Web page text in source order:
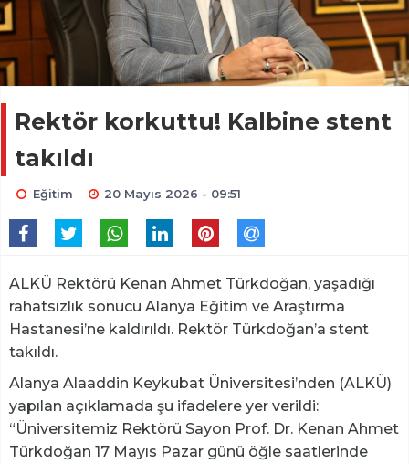
Rektör korkuttu! Kalbine stent
takıldı
Eğitim 20 Mayıs 2026 - 09:51
ALKÜ Rektörü Kenan Ahmet Türkdoğan, yaşadığı
rahatsızlık sonucu Alanya Eğitim ve Araştırma
Hastanesi’ne kaldırıldı. Rektör Türkdoğan’a stent
takıldı.
Alanya Alaaddin Keykubat Üniversitesi’nden (ALKÜ)
yapılan açıklamada şu ifadelere yer verildi:
“Üniversitemiz Rektörü Sayon Prof. Dr. Kenan Ahmet
Türkdoğan 17 Mayıs Pazar günü öğle saatlerinde